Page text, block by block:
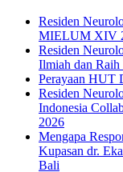
Residen
MIELUM XIV
Residen
Ilmiah dan
Perayaan HUT
Residen
Indonesia
2026
Mengapa
Kupasan dr.
Bali